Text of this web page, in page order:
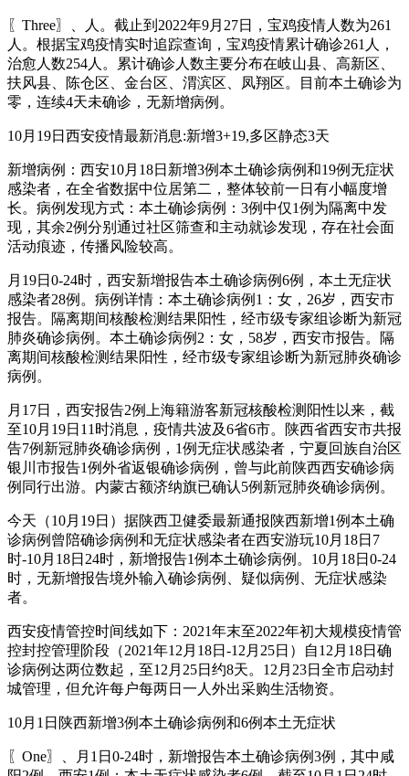
〖Three〗、人。截止到2022年9月27日，宝鸡疫情人数为261
人。根据宝鸡疫情实时追踪查询，宝鸡疫情累计确诊261人，
治愈人数254人。累计确诊人数主要分布在岐山县、高新区、
扶风县、陈仓区、金台区、渭滨区、凤翔区。目前本土确诊为
零，连续4天未确诊，无新增病例。
10月19日西安疫情最新消息:新增3+19,多区静态3天
新增病例：西安10月18日新增3例本土确诊病例和19例无症状
感染者，在全省数据中位居第二，整体较前一日有小幅度增
长。病例发现方式：本土确诊病例：3例中仅1例为隔离中发
现，其余2例分别通过社区筛查和主动就诊发现，存在社会面
活动痕迹，传播风险较高。
月19日0-24时，西安新增报告本土确诊病例6例，本土无症状
感染者28例。病例详情：本土确诊病例1：女，26岁，西安市
报告。隔离期间核酸检测结果阳性，经市级专家组诊断为新冠
肺炎确诊病例。本土确诊病例2：女，58岁，西安市报告。隔
离期间核酸检测结果阳性，经市级专家组诊断为新冠肺炎确诊
病例。
月17日，西安报告2例上海籍游客新冠核酸检测阳性以来，截
至10月19日11时消息，疫情共波及6省6市。陕西省西安市共报
告7例新冠肺炎确诊病例，1例无症状感染者，宁夏回族自治区
银川市报告1例外省返银确诊病例，曾与此前陕西西安确诊病
例同行出游。内蒙古额济纳旗已确认5例新冠肺炎确诊病例。
今天（10月19日）据陕西卫健委最新通报陕西新增1例本土确
诊病例曾陪确诊病例和无症状感染者在西安游玩10月18日7
时-10月18日24时，新增报告1例本土确诊病例。10月18日0-24
时，无新增报告境外输入确诊病例、疑似病例、无症状感染
者。
西安疫情管控时间线如下：2021年末至2022年初大规模疫情管
控封控管理阶段（2021年12月18日-12月25日）自12月18日确
诊病例达两位数起，至12月25日约8天。12月23日全市启动封
城管理，但允许每户每两日一人外出采购生活物资。
10月1日陕西新增3例本土确诊病例和6例本土无症状
〖One〗、月1日0-24时，新增报告本土确诊病例3例，其中咸